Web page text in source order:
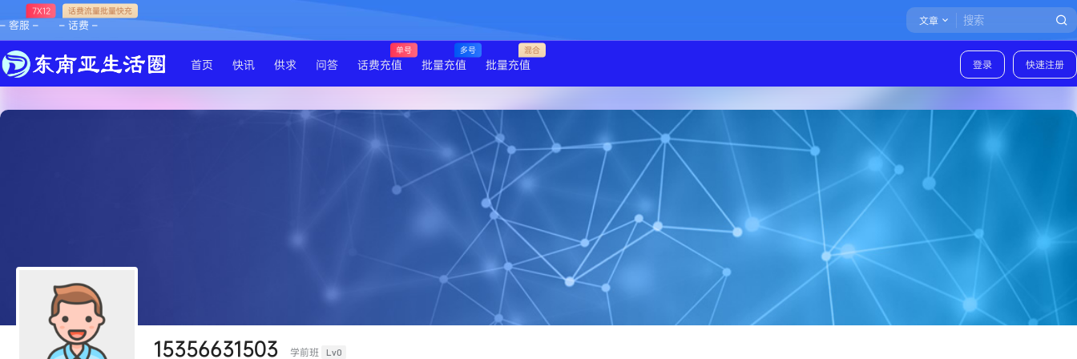
– 客服 –
7X12
– 话费 –
话费流量批量快充
文章
登录 快速注册
首页 快讯 供求 问答 话费充值
单号
批量充值
多号
批量充值
混合
15356631503 学前班 Lv0